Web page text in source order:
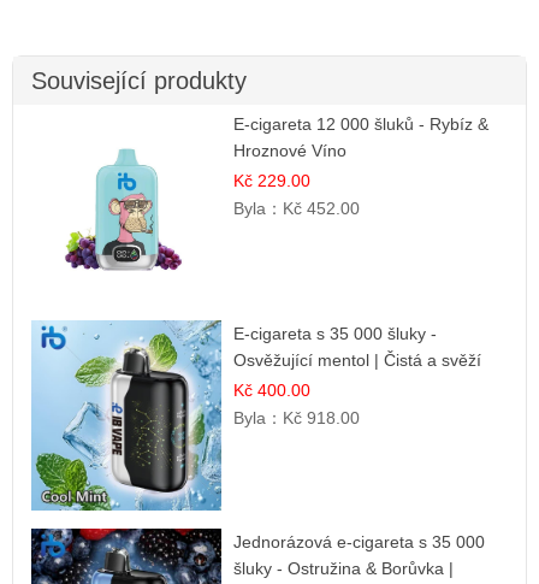
Související produkty
E-cigareta 12 000 šluků - Rybíz &
Hroznové Víno
Kč 229.00
Byla： Kč 452.00
E-cigareta s 35 000 šluky -
Osvěžující mentol | Čistá a svěží
chuť
Kč 400.00
Byla： Kč 918.00
Jednorázová e-cigareta s 35 000
šluky - Ostružina & Borůvka |